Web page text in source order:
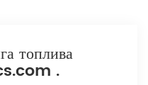
топлива
.